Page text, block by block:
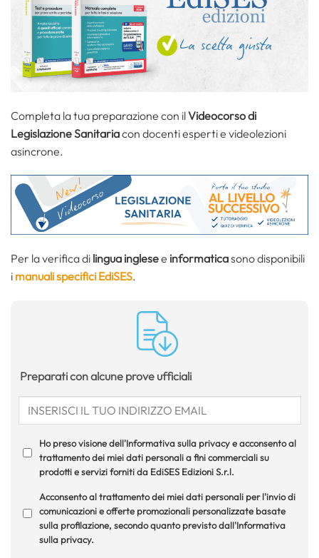
Completa la tua preparazione con ilVideocorso di
Legislazione Sanitariacon docenti esperti e videolezioni
asincrone.
Per la verifica di lingua inglesee informaticasono disponibili
i manuali specifici EdiSES.
Preparati con alcune prove ufficiali
Ho preso visione dell'Informativa sulla privacy e acconsento al
trattamento dei miei dati personali a fini commerciali su
prodotti e servizi forniti da EdiSES Edizioni S.r.l.
Acconsento al trattamento dei miei dati personali per l'invio di
comunicazioni e offerte promozionali personalizzate basate
sulla profilazione, secondo quanto previsto dall'Informativa
sulla privacy.